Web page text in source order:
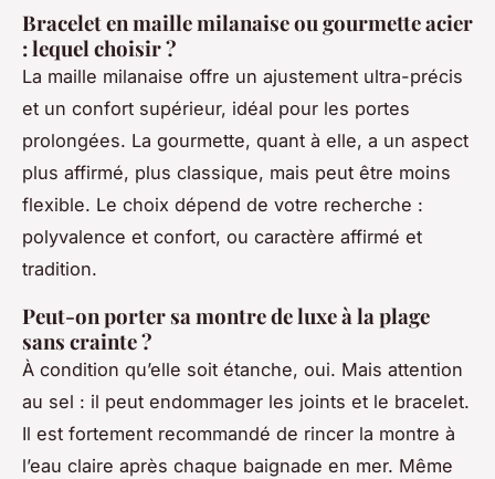
Bracelet en maille milanaise ou gourmette acier
: lequel choisir ?
La maille milanaise offre un ajustement ultra-précis
et un confort supérieur, idéal pour les portes
prolongées. La gourmette, quant à elle, a un aspect
plus affirmé, plus classique, mais peut être moins
flexible. Le choix dépend de votre recherche :
polyvalence et confort, ou caractère affirmé et
tradition.
Peut-on porter sa montre de luxe à la plage
sans crainte ?
À condition qu’elle soit étanche, oui. Mais attention
au sel : il peut endommager les joints et le bracelet.
Il est fortement recommandé de rincer la montre à
l’eau claire après chaque baignade en mer. Même